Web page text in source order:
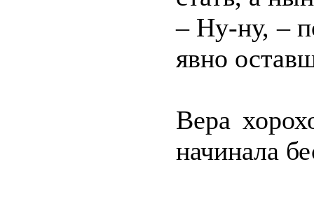
– Ну-ну, –
явно
Вера
начинала